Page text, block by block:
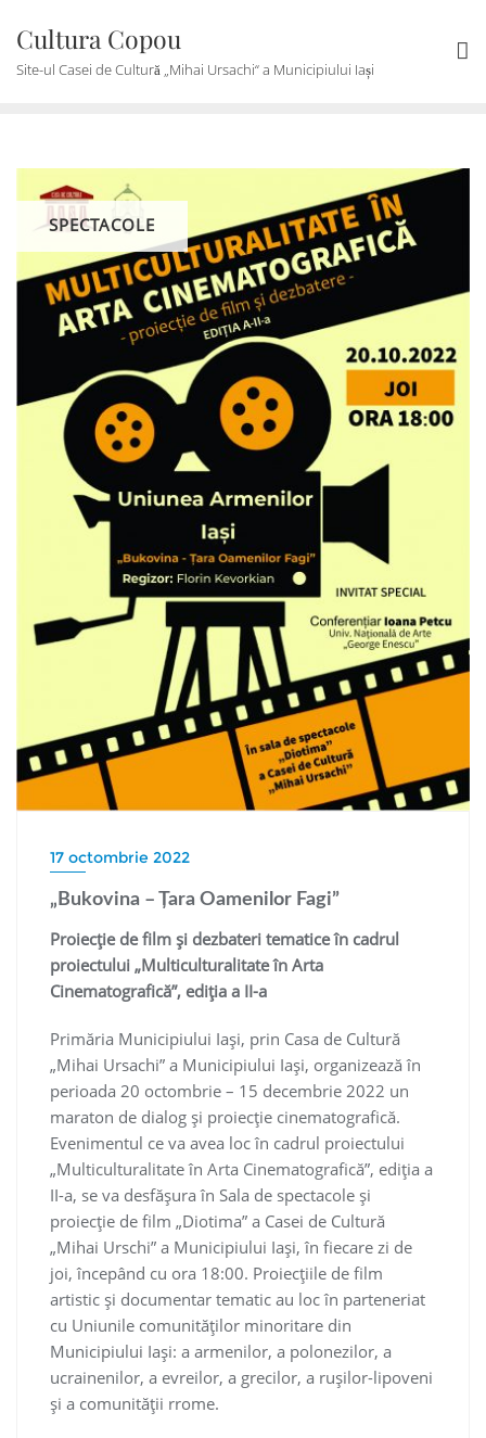
content
Cultura Copou
Site-ul Casei de Cultură „Mihai Ursachi“ a Municipiului Iași
SPECTACOLE
17 octombrie 2022
„Bukovina – Ţara Oamenilor Fagi”
Proiecţie de film şi dezbateri tematice în cadrul
proiectului „Multiculturalitate în Arta
Cinematografică”, ediţia a II-a
Primăria Municipiului Iaşi, prin Casa de Cultură
„Mihai Ursachi” a Municipiului Iaşi, organizează în
perioada 20 octombrie – 15 decembrie 2022 un
maraton de dialog şi proiecţie cinematografică.
Evenimentul ce va avea loc în cadrul proiectului
„Multiculturalitate în Arta Cinematografică”, ediţia a
II-a, se va desfăşura în Sala de spectacole şi
proiecţie de film „Diotima” a Casei de Cultură
„Mihai Urschi” a Municipiului Iaşi, în fiecare zi de
joi, începând cu ora 18:00. Proiecţiile de film
artistic şi documentar tematic au loc în parteneriat
cu Uniunile comunităţilor minoritare din
Municipiului Iaşi: a armenilor, a polonezilor, a
ucrainenilor, a evreilor, a grecilor, a ruşilor-lipoveni
şi a comunităţii rrome.